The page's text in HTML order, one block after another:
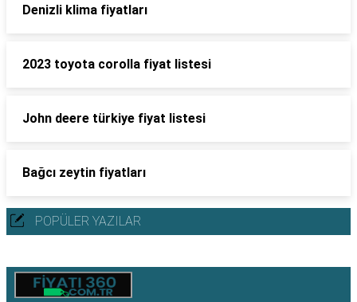
Denizli klima fiyatları
2023 toyota corolla fiyat listesi
John deere türkiye fiyat listesi
Bağcı zeytin fiyatları
POPÜLER YAZILAR